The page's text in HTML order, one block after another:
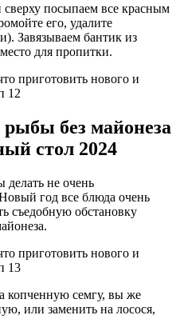
посыпаем все красным
его, удалите
Завязываем бантик из
для пропитки.
без майонеза
стол 2024
делать не очень
год все блюда очень
съедобную обстановку
копченную семгу, вы же
или заменить на лосося,